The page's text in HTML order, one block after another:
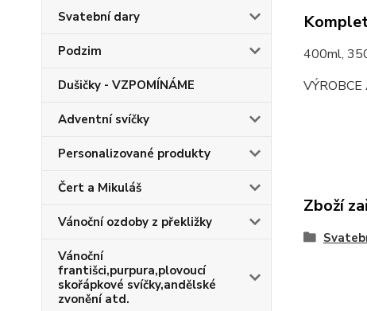
Svatební dary
Podzim
Dušičky - VZPOMÍNÁME
Adventní svíčky
Personalizované produkty
Čert a Mikuláš
Vánoční ozdoby z překližky
Vánoční
františci,purpura,plovoucí
skořápkové svíčky,andělské
zvonění atd.
400ml,
Zboží